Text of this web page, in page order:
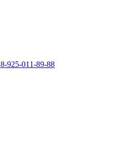
8-925-011-89-88